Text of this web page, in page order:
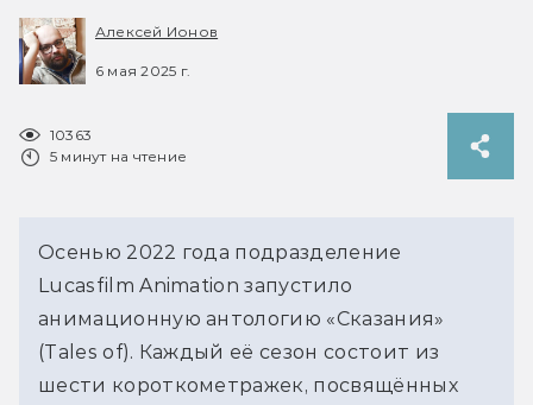
Алексей Ионов
6 мая 2025 г.
10363
5 минут на чтение
Осенью 2022 года подразделение
Lucasfilm Animation запустило
анимационную антологию «Сказания»
(Tales of). Каждый её сезон состоит из
шести короткометражек, посвящённых